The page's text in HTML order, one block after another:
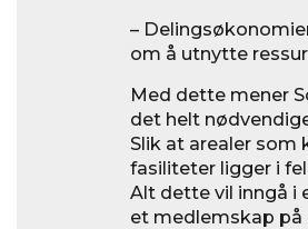
–
om å utnytte
Med dette mener
det helt
Slik at arealer som
fasiliteter ligger i
Alt dette vil inngå i
et medlemskap på